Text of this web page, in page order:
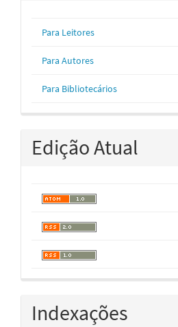
Para Leitores
Para Autores
Para Bibliotecários
Edição Atual
Indexações